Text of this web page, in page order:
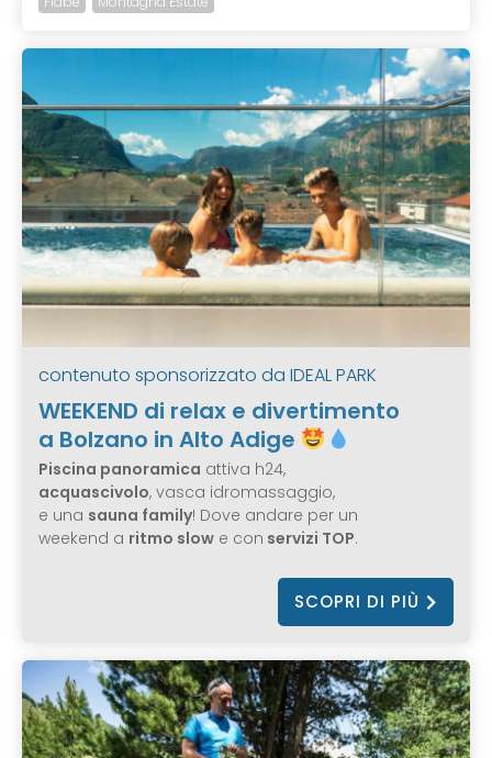
contenuto sponsorizzato da IDEAL PARK
WEEKEND di relax e divertimento
a Bolzano in Alto Adige
Piscina panoramica attiva h24,
acquascivolo, vasca idromassaggio,
e una sauna family! Dove andare per un
weekend a ritmo slow e con servizi TOP.
SCOPRI DI PIÙ